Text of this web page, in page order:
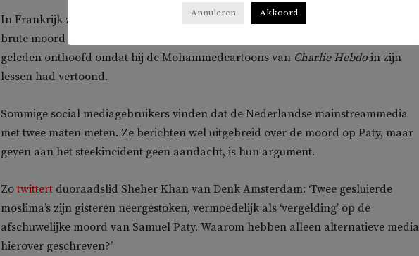
In Frankrijk zijn de maatschappelijke verhoudingen enorm gepolariseerd na de
brute moord op de Franse geschiedenisleraar Samuel Paty. Hij werd een week
geleden onthoofd omdat hij de Mohammedcartoons van Charlie Hebdo in zijn
lessen had vertoond.
Sommige social mediagebruikers vinden dat de Nederlandse mainstreammedia
met twee maten meten. Ze berichten wel uitgebreid over de moord op Paty, maar
geven aan het steekincident geen aandacht, is hun argument.
Zotwittert duoraadslid Sheher Khan van Denk Amsterdam: ‘Twee gesluierde
moslima’s zijn gisteren neergestoken, vermoedelijk als ‘vergelding’ op de
afschuwelijke moord van Samuel Paty. Waarom hebben alleen alternatieve media
hierover geschreven?’
Annuleren Akkoord